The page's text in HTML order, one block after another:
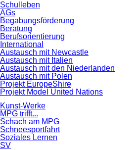
Schulleben
AGs
Begabungsförderung
Beratung
Berufsorientierung
International
Austausch mit Newcastle
Austausch mit Italien
Austausch mit den Niederlanden
Austausch mit Polen
Projekt EuropeShire
Projekt Model United Nations
Kunst-Werke
MPG trifft...
Schach am MPG
Schneesportfahrt
Soziales Lernen
SV